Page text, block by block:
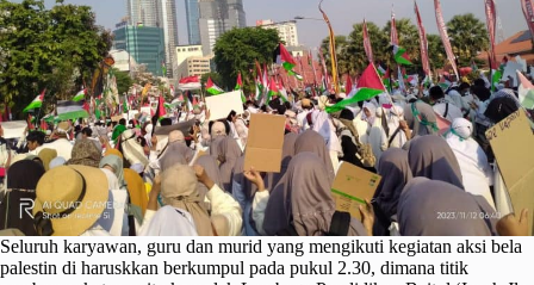
Seluruh karyawan, guru dan murid yang mengikuti kegiatan aksi bela
palestin di haruskkan berkumpul pada pukul 2.30, dimana titik